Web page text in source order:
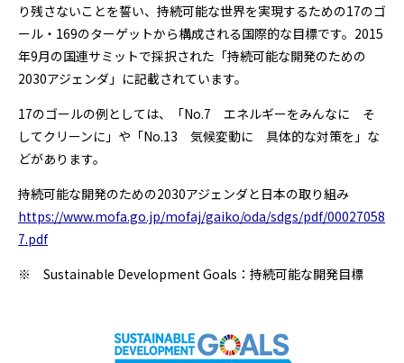
り残さないことを誓い、持続可能な世界を実現するための17のゴ
ール・169のターゲットから構成される国際的な目標です。2015
年9月の国連サミットで採択された「持続可能な開発のための
2030アジェンダ」に記載されています。
17のゴールの例としては、「No.7 エネルギーをみんなに そ
してクリーンに」や「No.13 気候変動に 具体的な対策を」な
どがあります。
持続可能な開発のための2030アジェンダと日本の取り組み
https://www.mofa.go.jp/mofaj/gaiko/oda/sdgs/pdf/00027058
7.pdf
※ Sustainable Development Goals：持続可能な開発目標